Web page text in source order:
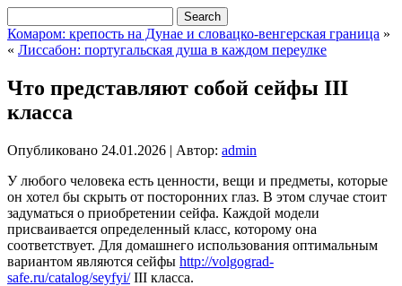
Комаром: крепость на Дунае и словацко-венгерская граница »
« Лиссабон: португальская душа в каждом переулке
Что представляют собой сейфы III
класса
Опубликовано 24.01.2026 | Автор: admin
У любого человека есть ценности, вещи и предметы, которые
он хотел бы скрыть от посторонних глаз. В этом случае стоит
задуматься о приобретении сейфа. Каждой модели
присваивается определенный класс, которому она
соответствует. Для домашнего использования оптимальным
вариантом являются сейфы http://volgograd-
safe.ru/catalog/seyfyi/III класса.